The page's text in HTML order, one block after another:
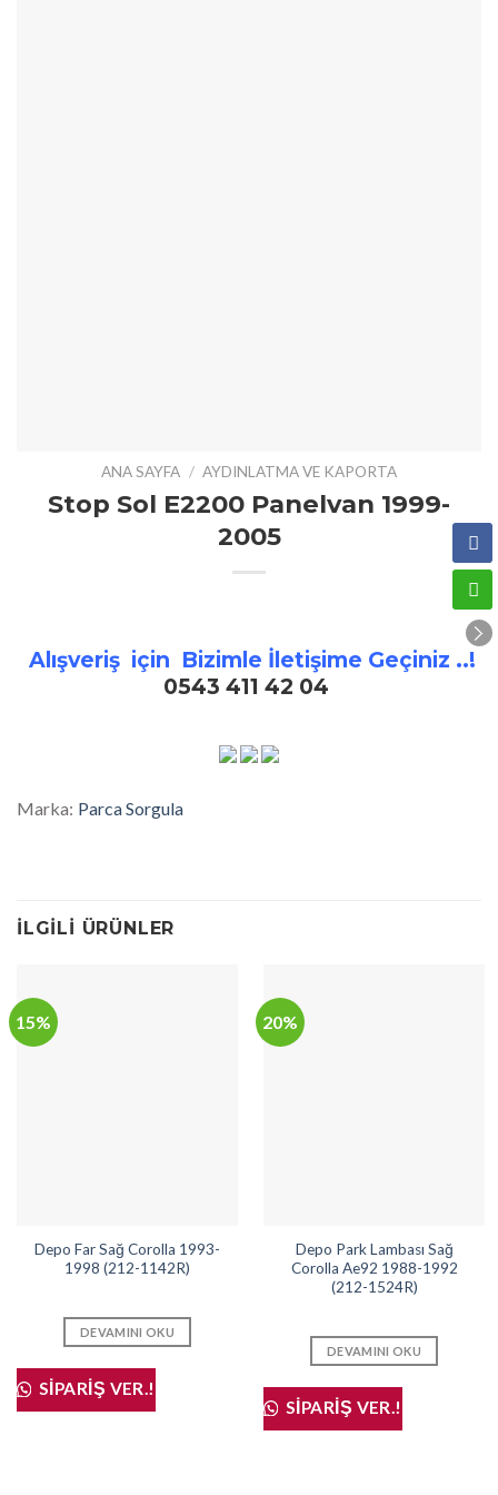
ANA SAYFA / AYDINLATMA VE KAPORTA
Stop Sol E2200 Panelvan 1999-
2005
Alışveriş için Bizimle İletişime Geçiniz ..!
0543 411 42 04
Marka: Parca Sorgula
İLGILI ÜRÜNLER
15%
Depo Far Sağ Corolla 1993-
1998 (212-1142R)
DEVAMINI OKU
SIPARIŞ VER.!
20%
Depo Park Lambası Sağ
Corolla Ae92 1988-1992
(212-1524R)
DEVAMINI OKU
SIPARIŞ VER.!